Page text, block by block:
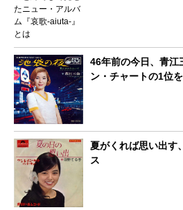
46年前の今日、青江
ン・チャートの1位
夏がくれば思い出す
ス